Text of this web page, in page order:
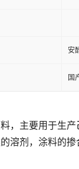
安
国
，主要用于生产
溶剂，涂料的掺